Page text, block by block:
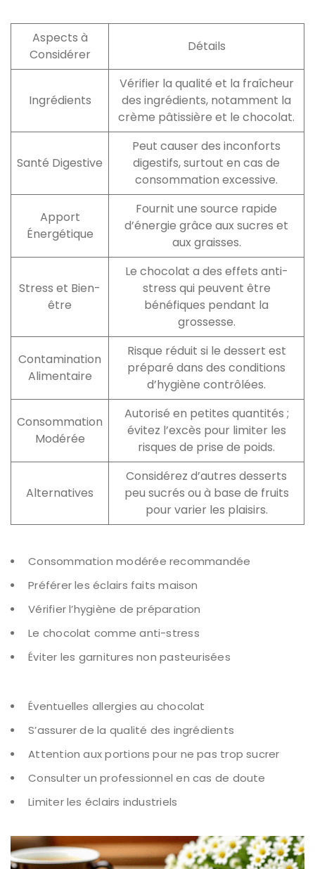
Aspects à
Considérer
Détails
Ingrédients
Vérifier la qualité et la fraîcheur
des ingrédients, notamment la
crème pâtissière et le chocolat.
Santé Digestive
Peut causer des inconforts
digestifs, surtout en cas de
consommation excessive.
Apport
Énergétique
Fournit une source rapide
d’énergie grâce aux sucres et
aux graisses.
Stress et Bien-
être
Le chocolat a des effets anti-
stress qui peuvent être
bénéfiques pendant la
grossesse.
Contamination
Alimentaire
Risque réduit si le dessert est
préparé dans des conditions
d’hygiène contrôlées.
Consommation
Modérée
Autorisé en petites quantités ;
évitez l’excès pour limiter les
risques de prise de poids.
Alternatives
Considérez d’autres desserts
peu sucrés ou à base de fruits
pour varier les plaisirs.
Consommation modérée recommandée
Préférer les éclairs faits maison
Vérifier l’hygiène de préparation
Le chocolat comme anti-stress
Éviter les garnitures non pasteurisées
Éventuelles allergies au chocolat
S’assurer de la qualité des ingrédients
Attention aux portions pour ne pas trop sucrer
Consulter un professionnel en cas de doute
Limiter les éclairs industriels